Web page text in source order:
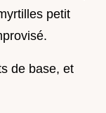
petit
de base, et